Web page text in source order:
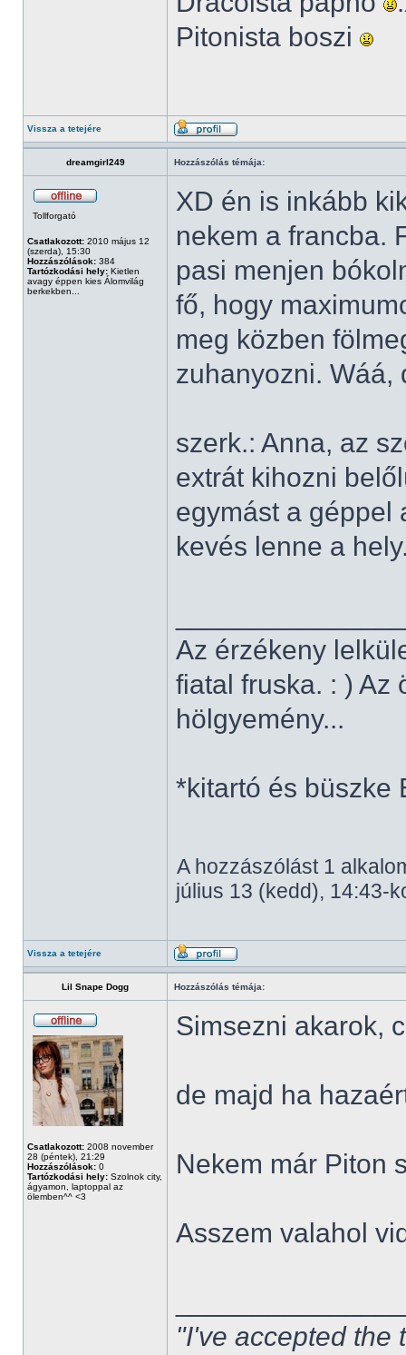
Pitonista boszi
Vissza a tetejére
dreamgirl249 Hozzászólás témája:
Tollforgató
Csatlakozott: 2010 május 12
(szerda), 15:30
Hozzászólások: 384
Tartózkodási hely: Kietlen
avagy éppen kies Álomvilág
berkekben...
XD én is inkább
nekem a francba.
pasi menjen
fő, hogy
meg közben
zuhanyozni.
szerk.: Anna, az
extrát kihozni
egymást a géppel
kevés lenne a
Az érzékeny
fiatal fruska. : ) Az
hölgyemény...
*kitartó és büszke
A hozzászólást 1
július 13 (kedd), 14:43-
Vissza a tetejére
Lil Snape Dogg Hozzászólás témája:
Csatlakozott: 2008 november
28 (péntek), 21:29
Hozzászólások: 0
Tartózkodási hely: Szolnok city,
ágyamon, laptoppal az
ölemben^^ <3
Simsezni akarok,
de majd ha
Nekem már Piton
Asszem valahol
"I've accepted the